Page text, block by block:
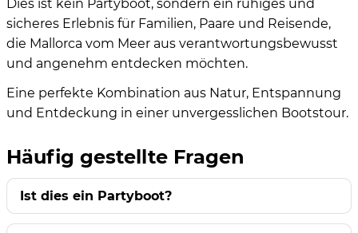
Dies ist kein Partyboot, sondern ein ruhiges und
sicheres Erlebnis für Familien, Paare und Reisende,
die Mallorca vom Meer aus verantwortungsbewusst
und angenehm entdecken möchten.
Eine perfekte Kombination aus Natur, Entspannung
und Entdeckung in einer unvergesslichen Bootstour.
Häufig gestellte Fragen
Ist dies ein Partyboot?